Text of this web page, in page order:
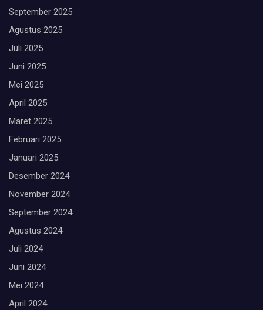
September 2025
Agustus 2025
Juli 2025
Juni 2025
Mei 2025
April 2025
Maret 2025
Februari 2025
Januari 2025
Desember 2024
November 2024
September 2024
Agustus 2024
Juli 2024
Juni 2024
Mei 2024
April 2024